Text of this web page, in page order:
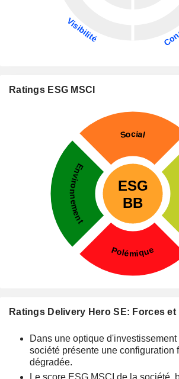
Ratings ESG MSCI
Ratings Delivery Hero SE: Forces
Dans une optique d'investissement
société présente une configuration
dégradée.
Le score ESG MSCI de la société,